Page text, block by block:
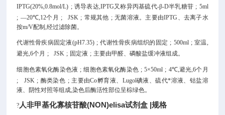
IPTG(20%,0.8mol/L) ; 诱导表达,IPTG又称异丙基硫代-β-D半乳糖苷 ; 5ml
; —20℃,12个月 ; JSK ; 常规其他 ; 无菌溶液。主要由IPTG、去离子水
按m/V配制,经过滤除菌。
代谢性骨疾病固定液(pH7.35) ; 代谢性骨疾病组织的固定 ; 500ml ; 室温,
避光,6个月 ; JSK ; 固定液 ; 主要由甲醛、磷酸盐缓冲液组成。
细胞色素氧化酶染色液 ; 细胞色素氧化酶染色 ; 5×50ml ; 4℃,避光,6个月
;
JSK ; 酶类染色 ; 主要由Co孵育液、Lugol碘液、硫代*溶液、钴盐溶
液、阴性对照等组成,染色后酶活性部位呈棕绿色。
? 人非甲基化寡核苷酸(NON)elisa试剂盒 |规格